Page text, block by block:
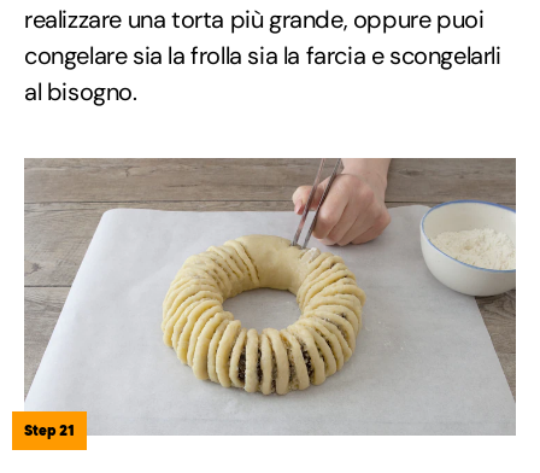
realizzare una torta più grande, oppure puoi
congelare sia la frolla sia la farcia e scongelarli
al bisogno.
Step 21